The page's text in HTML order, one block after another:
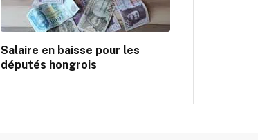
Salaire en baisse pour les
députés hongrois